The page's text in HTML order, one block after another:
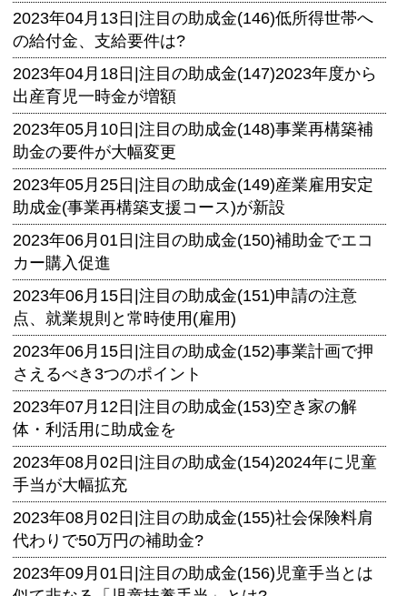
2023年04月13日| 注目の助成金(146)低所得世帯へ
の給付金、支給要件は?
2023年04月18日| 注目の助成金(147)2023年度から
出産育児一時金が増額
2023年05月10日| 注目の助成金(148)事業再構築補
助金の要件が大幅変更
2023年05月25日| 注目の助成金(149)産業雇用安定
助成金(事業再構築支援コース)が新設
2023年06月01日| 注目の助成金(150)補助金でエコ
カー購入促進
2023年06月15日| 注目の助成金(151)申請の注意
点、就業規則と常時使用(雇用)
2023年06月15日| 注目の助成金(152)事業計画で押
さえるべき3つのポイント
2023年07月12日| 注目の助成金(153)空き家の解
体・利活用に助成金を
2023年08月02日| 注目の助成金(154)2024年に児童
手当が大幅拡充
2023年08月02日| 注目の助成金(155)社会保険料肩
代わりで50万円の補助金?
2023年09月01日| 注目の助成金(156)児童手当とは